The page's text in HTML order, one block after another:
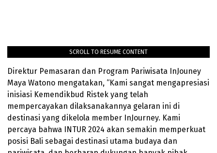
SCROLL TO RESUME CONTENT
Direktur Pemasaran dan Program Pariwisata InJouney
Maya Watono mengatakan, “Kami sangat mengapresiasi
inisiasi Kemendikbud Ristek yang telah
mempercayakan dilaksanakannya gelaran ini di
destinasi yang dikelola member InJourney. Kami
percaya bahwa INTUR 2024 akan semakin memperkuat
posisi Bali sebagai destinasi utama budaya dan